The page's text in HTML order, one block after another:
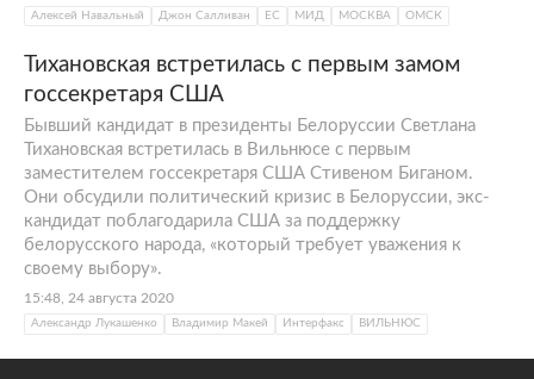
Алексей Навальный Джон Салливан ЕС МИД МОСКВА ОМСК
Тихановская встретилась с первым замом
госсекретаря США
Бывший кандидат в президенты Белоруссии Светлана
Тихановская встретилась в Вильнюсе с первым
заместителем госсекретаря США Стивеном Биганом.
Они обсудили политический кризис в Белоруссии, экс-
кандидат поблагодарила США за поддержку
белорусского народа, «который требует уважения к
своему выбору».
15:48, 24 августа 2020
Александр Лукашенко Владимир Макей Интерфакс ВИЛЬНЮС